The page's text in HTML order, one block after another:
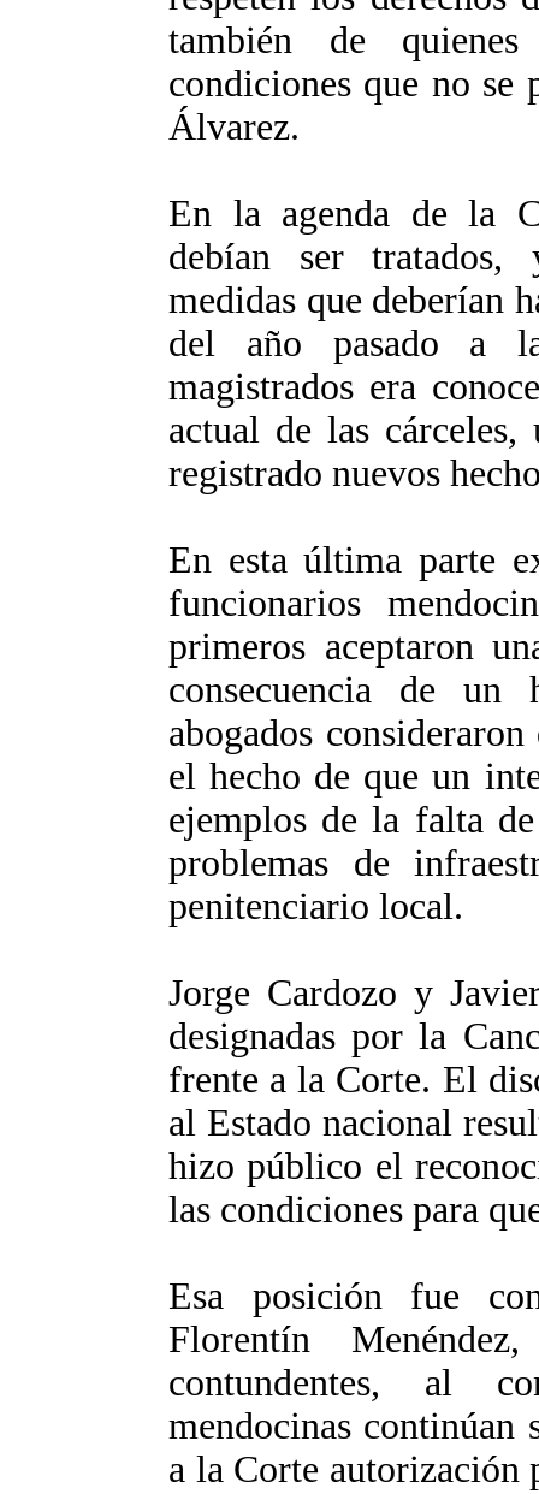
también de
condiciones que no se
Álvarez.
En la agenda de la
debían ser
medidas que deberían
del año pasado a
magistrados era
actual de las
registrado nuevos
En esta última parte
funcionarios
primeros aceptaron
consecuencia de un
abogados
el hecho de que un
ejemplos de la falta
problemas de
penitenciario local.
Jorge Cardozo y
designadas por la
frente a la Corte. El
al Estado nacional
hizo público el
las condiciones para
Esa posición fue
Florentín
contundentes, al
mendocinas
a la Corte autorización